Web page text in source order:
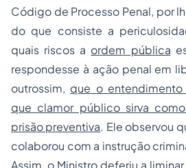
Código de Processo Penal, por
do que consiste a
quais riscos a ordem pública
respondesse à ação penal em
outrossim, que o
que clamor público sirva
prisão preventiva. Ele observou
colaborou com a instrução
Assim, o Ministro deferiu a